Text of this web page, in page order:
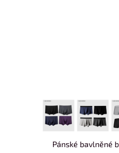
Pánské bavlněné